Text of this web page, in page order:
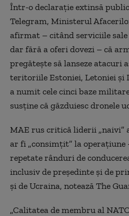
Într-o declaraţie extinsă
Telegram, Ministerul
afirmat – citând serviciile
dar fără a oferi dovezi – că
pregăteşte să lanseze atacuri
teritoriile Estoniei, Letoniei şi
a numit cele cinci baze
susţine că găzduiesc dronele
MAE rus critică liderii „naivi”
ar fi „consimţit” la
repetate rânduri de
inclusiv de preşedinte şi de
şi de Ucraina, notează The
„Calitatea de membru al